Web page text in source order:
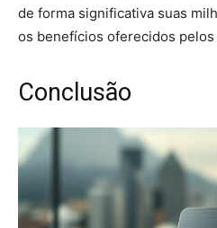
de forma significativa suas
os benefícios oferecidos
Conclusão